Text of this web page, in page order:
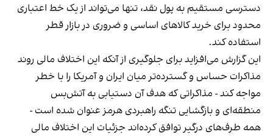
دسترسی مستقیم به پول نقد، تنها می‌تواند از یک خط اعتباری
محدود برای خرید کالاهای اساسی و ضروری در بازار قطر
استفاده کند.
این گزارش می‌افزاید برای جلوگیری از آنکه این اختلاف مالی روند
مذاکرات حساس و گسترده‌تر میان ایران و آمریکا را با خطر
مواجه کند - مذاکراتی که هدف آن دستیابی به آتش‌بس
منطقه‌ای و بازگشایی تنگه راهبردی هرمز عنوان شده است -
همه طرف‌های درگیر توافق کرده‌اند جزئیات این اختلاف مالی